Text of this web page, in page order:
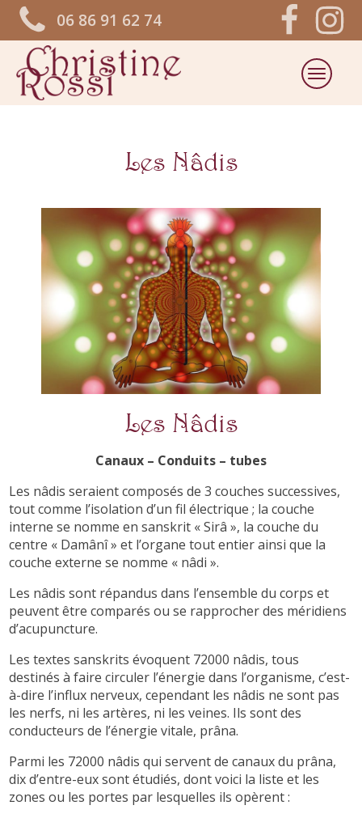
06 86 91 62 74
Les Nâdis
Les Nâdis
Canaux – Conduits – tubes
Les nâdis seraient composés de 3 couches successives,
tout comme l’isolation d’un fil électrique ; la couche
interne se nomme en sanskrit « Sirâ », la couche du
centre « Damânî » et l’organe tout entier ainsi que la
couche externe se nomme « nâdi ».
Les nâdis sont répandus dans l’ensemble du corps et
peuvent être comparés ou se rapprocher des méridiens
d’acupuncture.
Les textes sanskrits évoquent 72000 nâdis, tous
destinés à faire circuler l’énergie dans l’organisme, c’est-
à-dire l’influx nerveux, cependant les nâdis ne sont pas
les nerfs, ni les artères, ni les veines. Ils sont des
conducteurs de l’énergie vitale, prâna.
Parmi les 72000 nâdis qui servent de canaux du prâna,
dix d’entre-eux sont étudiés, dont voici la liste et les
zones ou les portes par lesquelles ils opèrent :